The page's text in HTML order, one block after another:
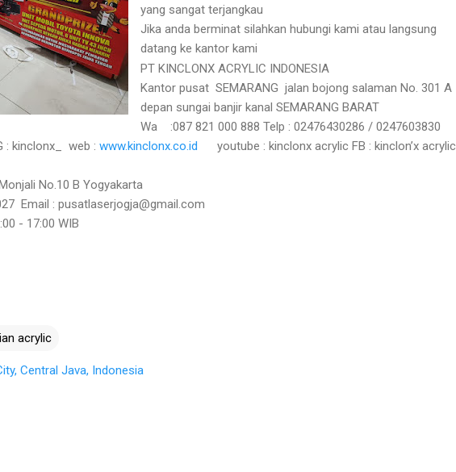
yang sangat terjangkau
Jika anda berminat silahkan hubungi kami atau langsung
datang ke kantor kami
PT KINCLONX ACRYLIC INDONESIA
Kantor pusat SEMARANG jalan bojong salaman No. 301 A
depan sungai banjir kanal SEMARANG BARAT
Wa :087 821 000 888 Telp : 02476430286 / 0247603830
: kinclonx_ web : www.kinclonx.co.id youtube : kinclonx acrylic FB : kinclon’x acrylic
No.10 B Yogyakarta
7 Email : pusatlaserjogja@gmail.com
- 17:00 WIB
acrylic
Central Java, Indonesia